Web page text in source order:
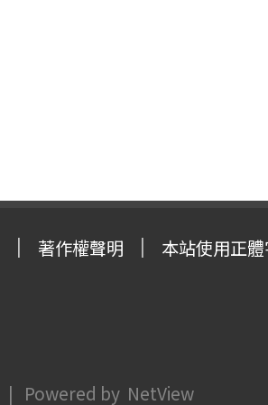
著作權聲明 本站使用正
| Powered by NetView